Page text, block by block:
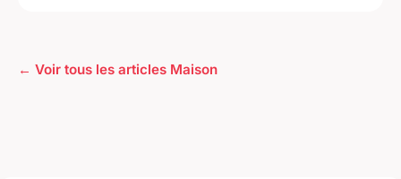
← Voir tous les articles Maison